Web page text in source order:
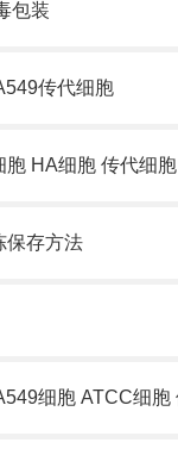
包装
传代细胞
胞 HA细胞 传代细胞
保存方法